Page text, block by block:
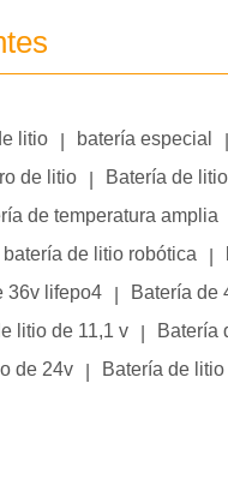
litio batería especial
de litio Batería de
de temperatura amplia
batería de litio robótica
36v lifepo4 Batería de
litio de 11,1 v Batería
de 24v Batería de